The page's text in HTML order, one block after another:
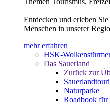
Themen Tourismus,
Entdecken und erleben
Menschen in unserer
mehr erfahren
HSK-
Das Sauerland
Zurück zur
Naturparke
Roadbook